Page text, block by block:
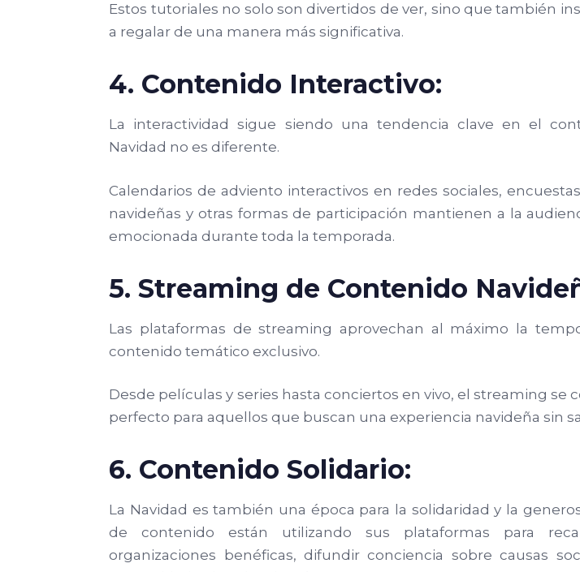
Estos tutoriales no solo son divertidos de ver, sino que también
a regalar de una manera más significativa.
4. Contenido Interactivo:
La interactividad sigue siendo una tendencia clave en el
Navidad no es diferente.
Calendarios de adviento interactivos en redes sociales,
navideñas y otras formas de participación mantienen a la
emocionada durante toda la temporada.
5. Streaming de Contenido
Las plataformas de streaming aprovechan al máximo la
contenido temático exclusivo.
Desde películas y series hasta conciertos en vivo, el streaming se
perfecto para aquellos que buscan una experiencia navideña sin
6. Contenido Solidario:
La Navidad es también una época para la solidaridad y la
de contenido están utilizando sus plataformas para
organizaciones benéficas, difundir conciencia sobre causas